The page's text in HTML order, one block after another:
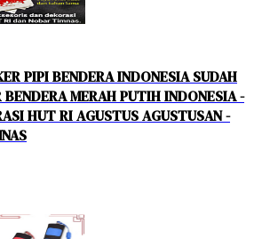
PIPI BENDERA INDONESIA SUDAH
MERAH PUTIH INDONESIA -
HUT RI AGUSTUS AGUSTUSAN -